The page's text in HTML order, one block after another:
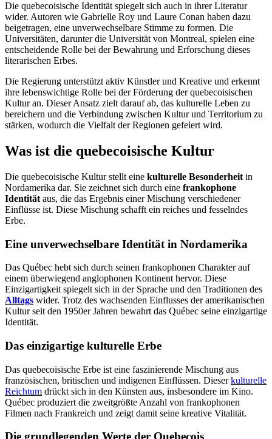
Die quebecoisische Identität spiegelt sich auch in ihrer Literatur
wider. Autoren wie Gabrielle Roy und Laure Conan haben dazu
beigetragen, eine unverwechselbare Stimme zu formen. Die
Universitäten, darunter die Universität von Montreal, spielen eine
entscheidende Rolle bei der Bewahrung und Erforschung dieses
literarischen Erbes.
Die Regierung unterstützt aktiv Künstler und Kreative und erkennt
ihre lebenswichtige Rolle bei der Förderung der quebecoisischen
Kultur an. Dieser Ansatz zielt darauf ab, das kulturelle Leben zu
bereichern und die Verbindung zwischen Kultur und Territorium zu
stärken, wodurch die Vielfalt der Regionen gefeiert wird.
Was ist die quebecoisische Kultur
Die quebecoisische Kultur stellt eine kulturelle Besonderheit in
Nordamerika dar. Sie zeichnet sich durch eine frankophone
Identität aus, die das Ergebnis einer Mischung verschiedener
Einflüsse ist. Diese Mischung schafft ein reiches und fesselndes
Erbe.
Eine unverwechselbare Identität in Nordamerika
Das Québec hebt sich durch seinen frankophonen Charakter auf
einem überwiegend anglophonen Kontinent hervor. Diese
Einzigartigkeit spiegelt sich in der Sprache und den Traditionen des
Alltags wider. Trotz des wachsenden Einflusses der amerikanischen
Kultur seit den 1950er Jahren bewahrt das Québec seine einzigartige
Identität.
Das einzigartige kulturelle Erbe
Das quebecoisische Erbe ist eine faszinierende Mischung aus
französischen, britischen und indigenen Einflüssen. Dieserkulturelle
Reichtum drückt sich in den Künsten aus, insbesondere im Kino.
Québec produziert die zweitgrößte Anzahl von frankophonen
Filmen nach Frankreich und zeigt damit seine kreative Vitalität.